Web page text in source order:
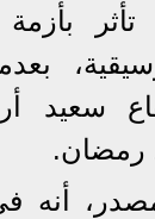
بأزمة
سعيد
رمضان.
أنه